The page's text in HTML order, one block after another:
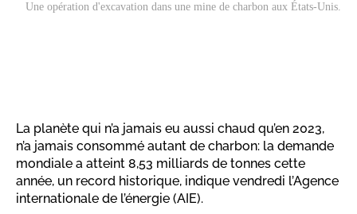
Une opération d'excavation dans une mine de charbon aux États-Unis.
La planète qui n’a jamais eu aussi chaud qu’en 2023,
n’a jamais consommé autant de charbon: la demande
mondiale a atteint 8,53 milliards de tonnes cette
année, un record historique, indique vendredi l’Agence
internationale de l’énergie (AIE).